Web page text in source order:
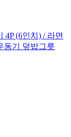
4P (6인치) / 라면
동기 덮밥그릇